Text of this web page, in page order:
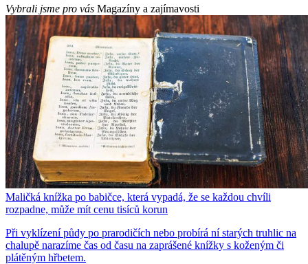
Vybrali jsme pro vás Magazíny a zajímavosti
Maličká knížka po babičce, která vypadá, že se každou chvíli
rozpadne, může mít cenu tisíců korun
Při vyklízení půdy po prarodičích nebo probírá ní starých truhlic na
chalupě narazíme čas od času na zaprášené knížky s koženým či
plátěným hřbetem.